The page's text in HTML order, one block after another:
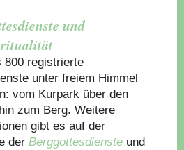
und
800 registrierte
unter freiem Himmel
vom Kurpark über den
zum Berg. Weitere
gibt es auf der
derBerggottesdienste und